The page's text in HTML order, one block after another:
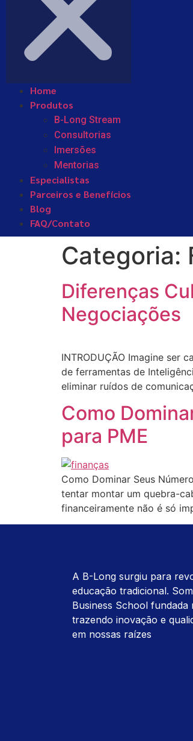
Home
Produtos
B-Long Stream
Consultorias
Imersões
Mentorias
Especialistas
Parceiros e Benefícios
Blog
FAQ/Contato
Categoria:
Diferenças
Negociações
INTRODUÇÃO Imagine ser
de ferramentas de
eliminar ruídos de
Como
para PME
Como Dominar Seus
tentar montar um quebra-
financeiramente não é só
A B-Long surgiu para
educação tradicional.
Business School fundada
trazendo inovação e
em nossas raízes